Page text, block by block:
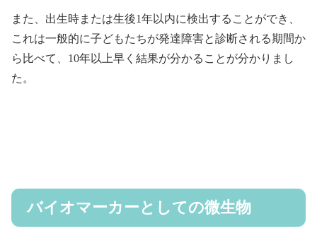
また、出生時または生後1年以内に検出することができ、
これは一般的に子どもたちが発達障害と診断される期間か
ら比べて、10年以上早く結果が分かることが分かりまし
た。
バイオマーカーとしての微生物